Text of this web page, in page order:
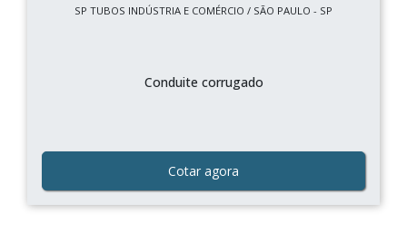
SP TUBOS INDÚSTRIA E COMÉRCIO / SÃO PAULO - SP
Conduite corrugado
Cotar agora